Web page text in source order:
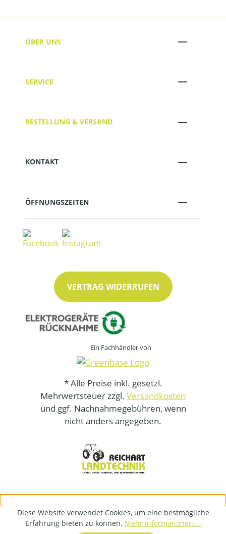
ÜBER UNS
SERVICE
BESTELLUNG & VERSAND
KONTAKT
ÖFFNUNGSZEITEN
VERTRAG WIDERRUFEN
Ein Fachhändler von
* Alle Preise inkl. gesetzl.
Mehrwertsteuer zzgl. Versandkosten
und ggf. Nachnahmegebühren, wenn
nicht anders angegeben.
Diese Website verwendet Cookies, um eine bestmögliche
Erfahrung bieten zu können. Mehr Informationen ...